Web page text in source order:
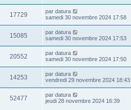
17729 par datura
samedi 30 novembre 2024 17:58
15085 par datura
samedi 30 novembre 2024 17:53
20552 par datura
samedi 30 novembre 2024 17:50
14253 par datura
vendredi 29 novembre 2024 18:43
52477 par datura
jeudi 28 novembre 2024 16:39